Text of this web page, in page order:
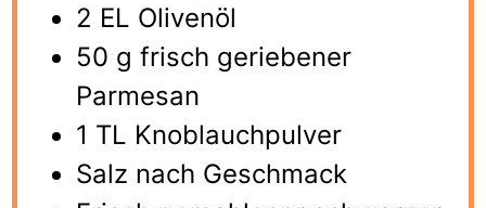
2 EL Olivenöl
50 g frisch geriebener
Parmesan
1 TL Knoblauchpulver
Salz nach Geschmack